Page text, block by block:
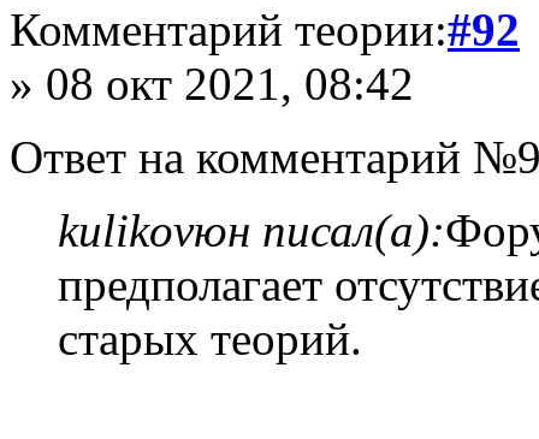
Комментарий теории:#92
» 08 окт 2021, 08:42
Ответ на комментарий
kulikovюн писал(а):
предполагает
старых теорий.